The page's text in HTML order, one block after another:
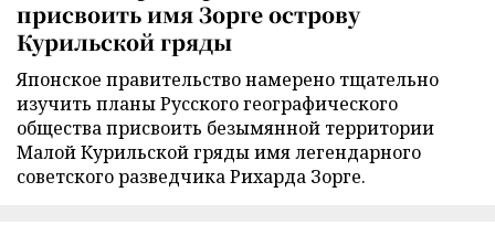
присвоить имя Зорге острову
Курильской гряды
Японское правительство намерено тщательно
изучить планы Русского географического
общества присвоить безымянной территории
Малой Курильской гряды имя легендарного
советского разведчика Рихарда Зорге.